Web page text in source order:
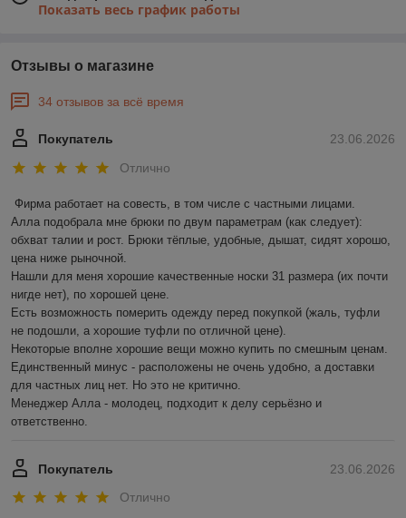
Показать весь график работы
Отзывы о магазине
34 отзывов за всё время
23.06.2026
Покупатель
Отлично
Фирма работает на совесть, в том числе с частными лицами.
Алла подобрала мне брюки по двум параметрам (как следует):
обхват талии и рост. Брюки тёплые, удобные, дышат, сидят хорошо,
цена ниже рыночной.
Нашли для меня хорошие качественные носки 31 размера (их почти
нигде нет), по хорошей цене.
Есть возможность померить одежду перед покупкой (жаль, туфли
не подошли, а хорошие туфли по отличной цене).
Некоторые вполне хорошие вещи можно купить по смешным ценам.
Единственный минус - расположены не очень удобно, а доставки
для частных лиц нет. Но это не критично.
Менеджер Алла - молодец, подходит к делу серьёзно и
ответственно.
23.06.2026
Покупатель
Отлично